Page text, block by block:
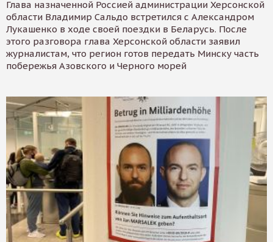
Глава назначенной Россией администрации Херсонской
области Владимир Сальдо встретился с Александром
Лукашенко в ходе своей поездки в Беларусь. После
этого разговора глава Херсонской области заявил
журналистам, что регион готов передать Минску часть
побережья Азовского и Черного морей